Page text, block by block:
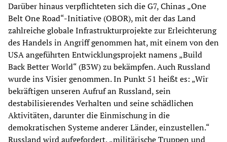
Darüber hinaus verpflichteten sich die G7, Chinas „One
Belt One Road“-Initiative (OBOR), mit der das Land
zahlreiche globale Infrastrukturprojekte zur Erleichterung
des Handels in Angriff genommen hat, mit einem von den
USA angeführten Entwicklungsprojekt namens „Build
Back Better World“ (B3W) zu bekämpfen. Auch Russland
wurde ins Visier genommen. In Punkt 51 heißt es: „Wir
bekräftigen unseren Aufruf an Russland, sein
destabilisierendes Verhalten und seine schädlichen
Aktivitäten, darunter die Einmischung in die
demokratischen Systeme anderer Länder, einzustellen.“
Russland wird aufgefordert, „militärische Truppen und